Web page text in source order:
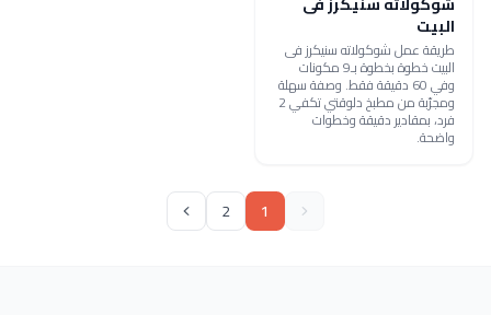
البيت
طريقة عمل شوكولاته سنيكرز فى
البيت خطوة بخطوة بـ9 مكونات
وفي 60 دقيقة فقط. وصفة سهلة
ومجرّبة من مطبخ دلوقتي تكفي 2
فرد، بمقادير دقيقة وخطوات
واضحة.
1
2